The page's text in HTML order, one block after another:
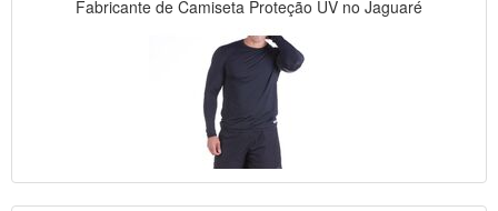
Fabricante de Camiseta Proteção UV no Jaguaré